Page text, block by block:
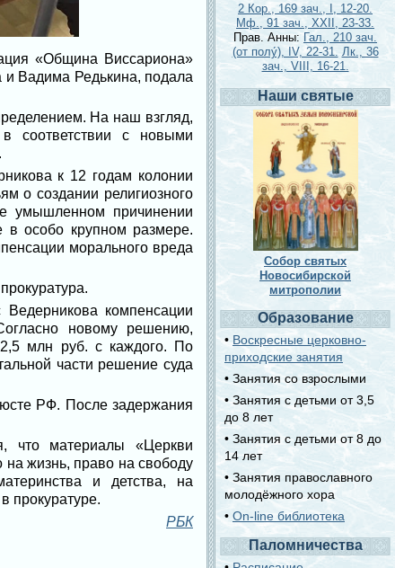
«Община Виссариона»
и Вадима Редькина, подала
На наш взгляд,
соответствии с новыми
к 12 годам колонии
о создании религиозного
умышленном причинении
в особо крупном размере.
морального вреда
компенсации
новому решению,
млн руб. с каждого. По
части решение суда
РФ. После задержания
что материалы «Церкви
жизнь, право на свободу
и детства, на
прокуратуре.
РБК
2 Кор., 169 зач., I, 12-20.
Мф., 91 зач., XXII, 23-33.
Прав. Анны: Гал., 210 зач.
(от полу́), IV, 22-31. Лк., 36
зач., VIII, 16-21.
Наши святые
Собор святых
Новосибирской
митрополии
Образование
• Воскресные церковно-
приходские занятия
• Занятия со взрослыми
• Занятия с детьми от 3,5
до 8 лет
• Занятия с детьми от 8 до
14 лет
• Занятия православного
молодёжного хора
• On-line библиотека
Паломничества